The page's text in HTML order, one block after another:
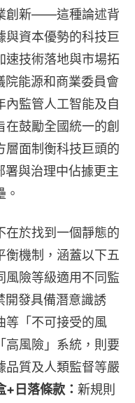
創新——這種論述背
與資本優勢的科技巨
速技術落地與市場拓
院能源和商業委員會
內監管人工智能及自
鼓勵全國統一的創
層面制衡科技巨頭的
署與治理中佔據更主
在於找到一個靜態的
衡機制，涵蓋以下五
風險等級適用不同監
開發具備潛意識誘
等「不可接受的風
高風險」系統，則要
品質及人類監督等嚴
+日落條款： 新規則